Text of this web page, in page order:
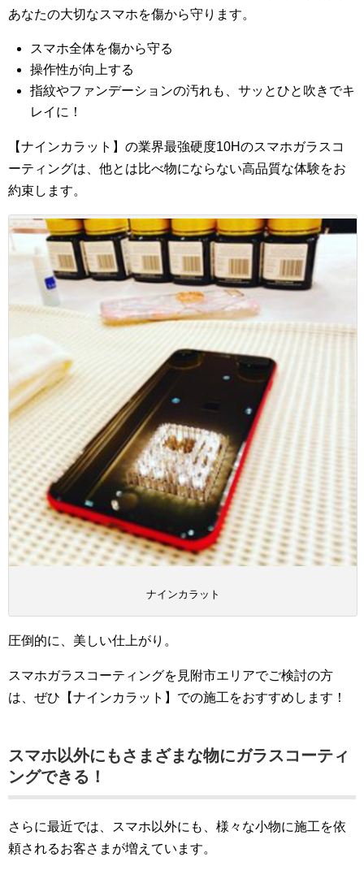
あなたの大切なスマホを傷から守ります。
スマホ全体を傷から守る
操作性が向上する
指紋やファンデーションの汚れも、サッとひと吹きでキ
レイに！
【ナインカラット】の業界最強硬度10Hのスマホガラスコ
ーティングは、他とは比べ物にならない高品質な体験をお
約束します。
ナインカラット
圧倒的に、美しい仕上がり。
スマホガラスコーティングを見附市エリアでご検討の方
は、ぜひ【ナインカラット】での施工をおすすめします！
スマホ以外にもさまざまな物にガラスコーティ
ングできる！
さらに最近では、スマホ以外にも、様々な小物に施工を依
頼されるお客さまが増えています。